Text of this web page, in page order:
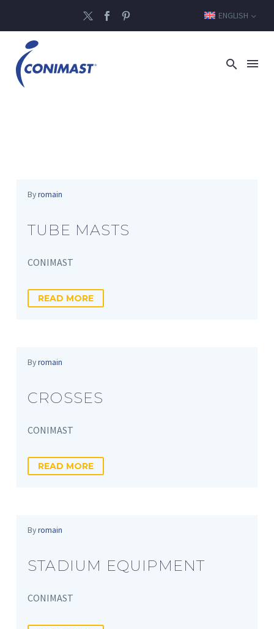
ENGLISH
Byromain
TUBE MASTS
CONIMAST
READ MORE
Byromain
CROSSES
CONIMAST
READ MORE
Byromain
STADIUM EQUIPMENT
CONIMAST